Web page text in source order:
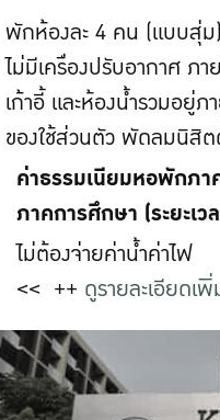
พักห้องละ 4 คน (แบบสุ่ม)
ไม่มีเครื่องปรับอากาศ ภ
เก้าอี้ และห้องน้ำรวมอยู่
ของใช้ส่วนตัว พัดลมนิสิต
ค่าธรรมเนียมหอพักภ
ภาคการศึกษา (ระยะเ
ไม่ต้องจ่ายค่าน้ำค่าไฟ
<< ++ ดูรายละเอียดเ